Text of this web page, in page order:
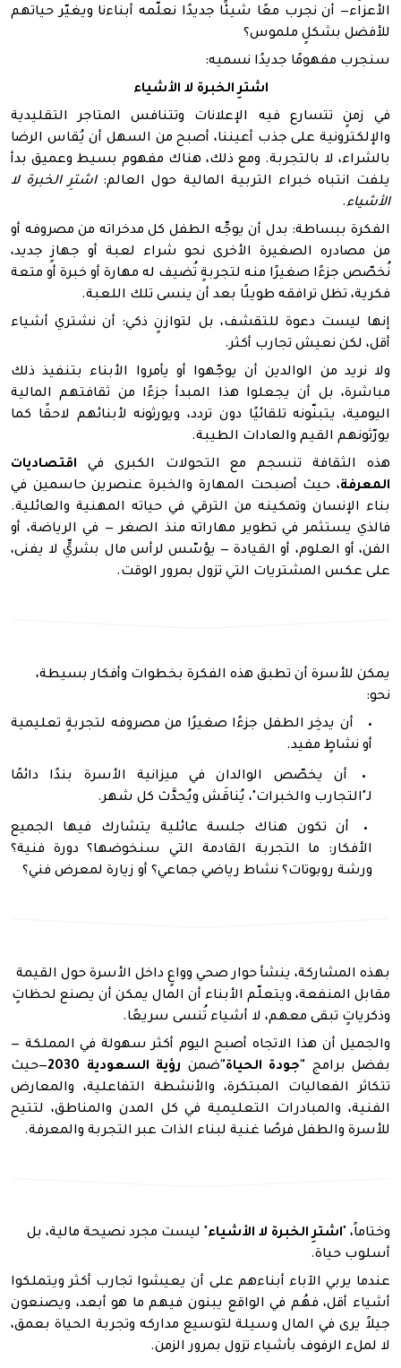
الأعزاء— أن نجرب معًا شيئًا جديدًا نعلّمه أبناءنا ويغيّر حياتهم
للأفضل بشكلٍ ملموس؟
سنجرب مفهومًا جديدًا نسميه:
اشترِ الخبرة لا الأشياء
في زمنٍ تتسارع فيه الإعلانات وتتنافس المتاجر التقليدية
والإلكترونية على جذب أعيننا، أصبح من السهل أن يُقاس الرضا
بالشراء، لا بالتجربة. ومع ذلك، هناك مفهوم بسيط وعميق بدأ
يلفت انتباه خبراء التربية المالية حول العالم:اشترِ الخبرة لا
الأشياء.
الفكرة ببساطة: بدل أن يوجِّه الطفل كل مدخراته من مصروفه أو
من مصادره الصغيرة الأخرى نحو شراء لعبة أو جهازٍ جديد،
نُخصّص جزءًا صغيرًا منه لتجربةٍ تُضيف له مهارة أو خبرة أو متعة
فكرية، تظل ترافقه طويلًا بعد أن ينسى تلك اللعبة.
إنها ليست دعوة للتقشف، بل لتوازنٍ ذكي: أن نشتري أشياء
أقل، لكن نعيش تجارب أكثر.
ولا نريد من الوالدين أن يوجّهوا أو يأمروا الأبناء بتنفيذ ذلك
مباشرة، بل أن يجعلوا هذا المبدأ جزءًا من ثقافتهم المالية
اليومية، يتبنّونه تلقائيًا دون تردد، ويورثونه لأبنائهم لاحقًا كما
يورّثونهم القيم والعادات الطيبة.
هذه الثقافة تنسجم مع التحولات الكبرى في اقتصاديات
المعرفة، حيث أصبحت المهارة والخبرة عنصرين حاسمين في
بناء الإنسان وتمكينه من الترقي في حياته المهنية والعائلية.
فالذي يستثمر في تطوير مهاراته منذ الصغر — في الرياضة، أو
الفن، أو العلوم، أو القيادة — يؤسّس لرأس مال بشريٍّ لا يفنى،
على عكس المشتريات التي تزول بمرور الوقت.
يمكن للأسرة أن تطبق هذه الفكرة بخطوات وأفكار بسيطة،
نحو:
أن يدخِر الطفل جزءًا صغيرًا من مصروفه لتجربةٍ تعليمية
أو نشاطٍ مفيد.
أن يخصّص الوالدان في ميزانية الأسرة بندًا دائمًا
لـ"التجارب والخبرات"، يُناقَش ويُحدَّث كل شهر.
أن تكون هناك جلسة عائلية يتشارك فيها الجميع
الأفكار: ما التجربة القادمة التي سنخوضها؟ دورة فنية؟
ورشة روبوتات؟ نشاط رياضي جماعي؟ أو زيارة لمعرض فني؟
بهذه المشاركة، ينشأ حوار صحي وواعٍ داخل الأسرة حول القيمة
مقابل المنفعة، ويتعلّم الأبناء أن المال يمكن أن يصنع لحظاتٍ
وذكرياتٍ تبقى معهم، لا أشياء تُنسى سريعًا.
والجميل أن هذا الاتجاه أصبح اليوم أكثر سهولة في المملكة —
بفضل برامج "جودة الحياة"ضمن رؤية السعودية 2030 —حيث
تتكاثر الفعاليات المبتكرة، والأنشطة التفاعلية، والمعارض
الفنية، والمبادرات التعليمية في كل المدن والمناطق، لتتيح
للأسرة والطفل فرصًا غنية لبناء الذات عبر التجربة والمعرفة.
وختاماً، " اشترِ الخبرة لا الأشياء " ليست مجرد نصيحة مالية، بل
أسلوب حياة.
عندما يربي الآباء أبناءهم على أن يعيشوا تجارب أكثر ويتملكوا
أشياء أقل، فهُم في الواقع يبنون فيهم ما هو أبعد، ويصنعون
جيلاً يرى في المال وسيلة لتوسيع مداركه وتجربة الحياة بعمق،
لا لملء الرفوف بأشياء تزول بمرور الزمن.